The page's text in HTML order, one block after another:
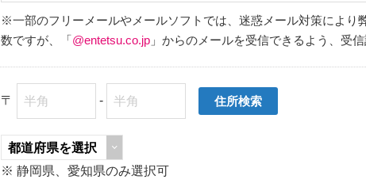
※一部のフリーメールやメールソフトでは、迷惑メール対策によ
数ですが、「@entetsu.co.jp 」からのメールを受信できるよう、受
〒 -
※ 静岡県、愛知県のみ選択可